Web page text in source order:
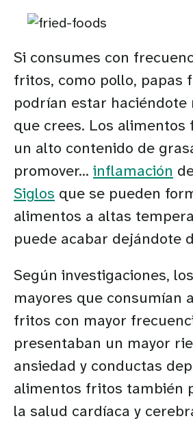
Si consumes con
fritos, como pollo, papas
podrían estar haciéndote
que crees. Los alimentos
un alto contenido de
promover... inflamación
Siglos que se pueden
alimentos a altas
puede acabar dejándote
Según investigaciones,
mayores que consumían
fritos con mayor
presentaban un mayor
ansiedad y conductas
alimentos fritos también
la salud cardíaca y